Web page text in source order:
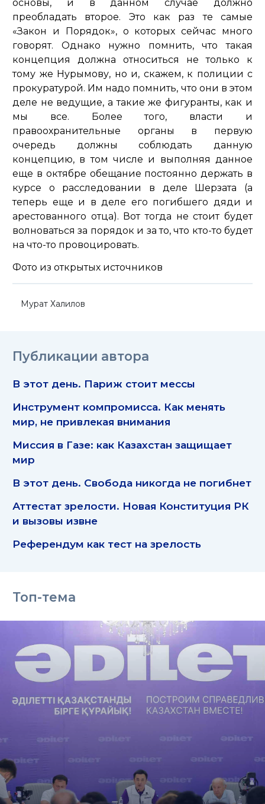
основы, и в данном случае должно
преобладать второе. Это как раз те самые
«Закон и Порядок», о которых сейчас много
говорят. Однако нужно помнить, что такая
концепция должна относиться не только к
тому же Нурымову, но и, скажем, к полиции с
прокуратурой. Им надо помнить, что они в этом
деле не ведущие, а такие же фигуранты, как и
мы все. Более того, власти и
правоохранительные органы в первую
очередь должны соблюдать данную
концепцию, в том числе и выполняя данное
еще в октябре обещание постоянно держать в
курсе о расследовании в деле Шерзата (а
теперь еще и в деле его погибшего дяди и
арестованного отца). Вот тогда не стоит будет
волноваться за порядок и за то, что кто-то будет
на что-то провоцировать.
Фото из открытых источников
Мурат Халилов
Публикации автора
В этот день. Париж стоит мессы
Инструмент компромисса. Как менять
мир, не привлекая внимания
Миссия в Газе: как Казахстан защищает
мир
В этот день. Свобода никогда не погибнет
Аттестат зрелости. Новая Конституция РК
и вызовы извне
Референдум как тест на зрелость
Топ-тема